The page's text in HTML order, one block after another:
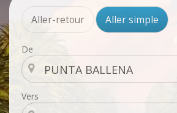
Aller-retour Aller simple
De
Vers